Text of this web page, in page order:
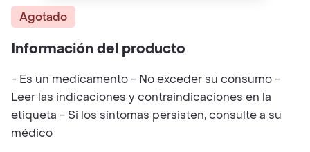
Agotado
Información del producto
- Es un medicamento - No exceder su consumo -
Leer las indicaciones y contraindicaciones en la
etiqueta - Si los síntomas persisten, consulte a su
médico